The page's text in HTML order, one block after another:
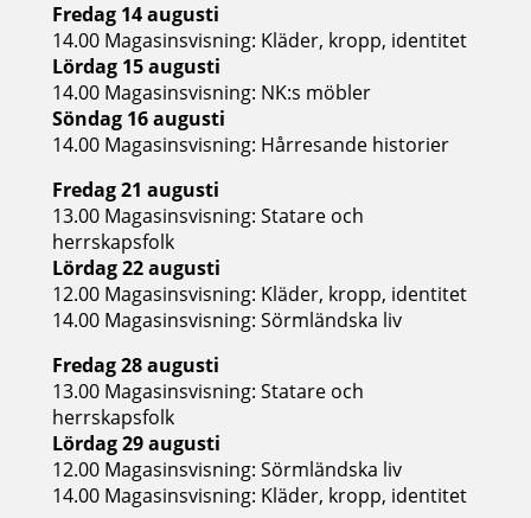
Fredag 14 augusti
14.00 Magasinsvisning: Kläder, kropp, identitet
Lördag 15 augusti
14.00 Magasinsvisning: NK:s möbler
Söndag 16 augusti
14.00 Magasinsvisning: Hårresande historier
Fredag 21 augusti
13.00 Magasinsvisning: Statare och
herrskapsfolk
Lördag 22 augusti
12.00 Magasinsvisning: Kläder, kropp, identitet
14.00 Magasinsvisning: Sörmländska liv
Fredag 28 augusti
13.00 Magasinsvisning: Statare och
herrskapsfolk
Lördag 29 augusti
12.00 Magasinsvisning: Sörmländska liv
14.00 Magasinsvisning: Kläder, kropp, identitet